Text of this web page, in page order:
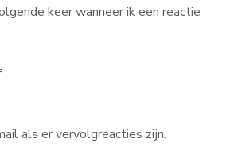
keer wanneer ik een reactie
als er vervolgreacties zijn.